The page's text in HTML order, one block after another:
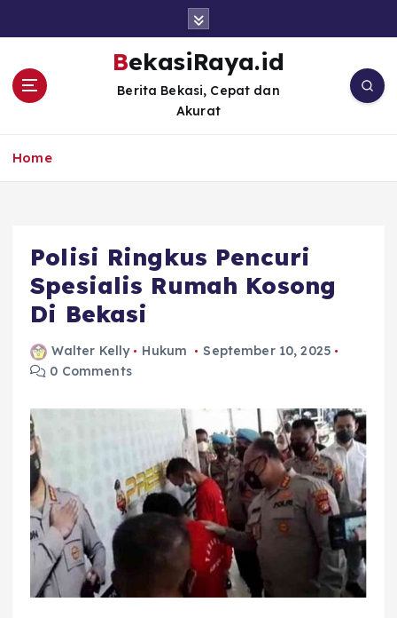
BekasiRaya.id
Berita Bekasi, Cepat dan
Akurat
Home
Polisi Ringkus Pencuri
Spesialis Rumah Kosong
Di Bekasi
Walter Kelly Hukum
September 10, 2025
0 Comments